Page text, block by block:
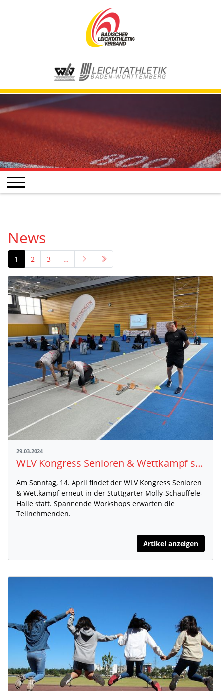
News
1 2 3 …
29.03.2024
WLV Kongress Senioren & Wettkampf steht in den Startlöchern
Am Sonntag, 14. April findet der WLV Kongress Senioren
& Wettkampf erneut in der Stuttgarter Molly-Schauffele-
Halle statt. Spannende Workshops erwarten die
Teilnehmenden.
Artikel anzeigen